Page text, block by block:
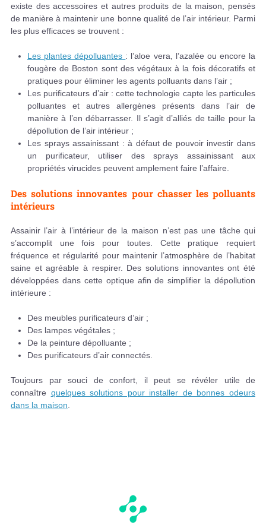
existe des accessoires et autres produits de la maison, pensés
de manière à maintenir une bonne qualité de l’air intérieur. Parmi
les plus efficaces se trouvent :
Les plantes dépolluantes : l’aloe vera, l’azalée ou encore la
fougère de Boston sont des végétaux à la fois décoratifs et
pratiques pour éliminer les agents polluants dans l’air ;
Les purificateurs d’air : cette technologie capte les particules
polluantes et autres allergènes présents dans l’air de
manière à l’en débarrasser. Il s’agit d’alliés de taille pour la
dépollution de l’air intérieur ;
Les sprays assainissant : à défaut de pouvoir investir dans
un purificateur, utiliser des sprays assainissant aux
propriétés virucides peuvent amplement faire l’affaire.
Des solutions innovantes pour chasser les polluants
intérieurs
Assainir l’air à l’intérieur de la maison n’est pas une tâche qui
s’accomplit une fois pour toutes. Cette pratique requiert
fréquence et régularité pour maintenir l’atmosphère de l’habitat
saine et agréable à respirer. Des solutions innovantes ont été
développées dans cette optique afin de simplifier la dépollution
intérieure :
Des meubles purificateurs d’air ;
Des lampes végétales ;
De la peinture dépolluante ;
Des purificateurs d’air connectés.
Toujours par souci de confort, il peut se révéler utile de
connaître quelques solutions pour installer de bonnes odeurs
dans la maison